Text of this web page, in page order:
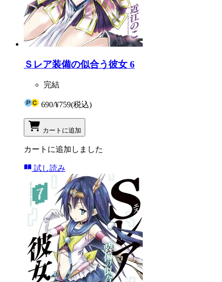
Ｓレア装備の似合う彼女 6
完結
690/¥759(税込)
カートに追加
カートに追加しました
試し読み